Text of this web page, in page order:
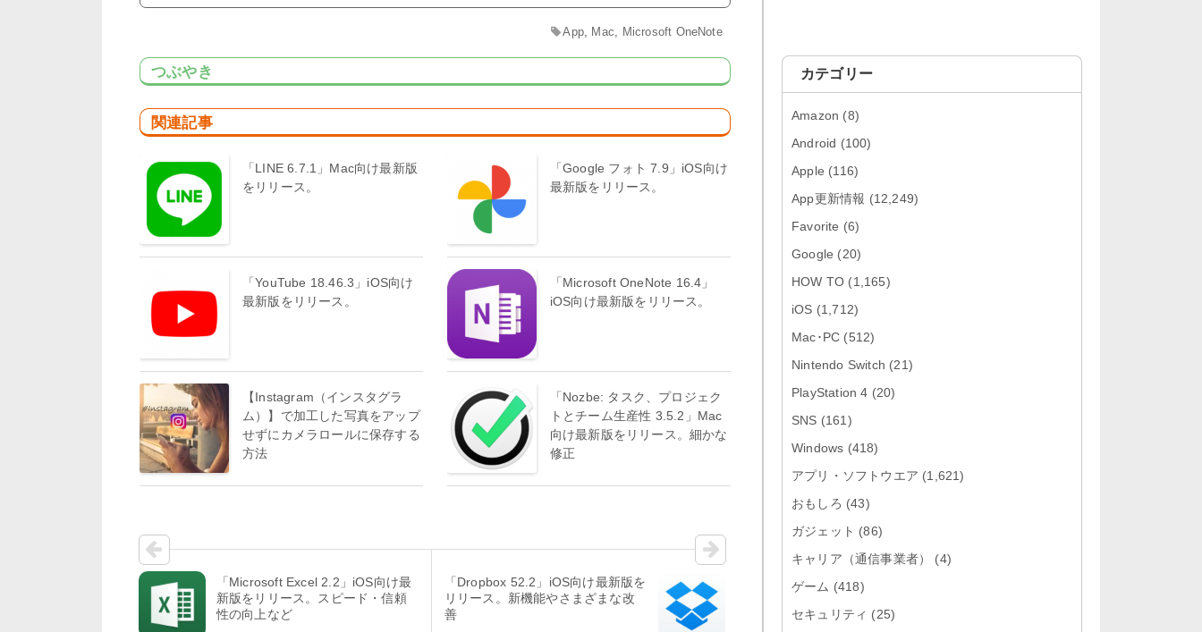
App, Mac, Microsoft OneNote
つぶやき
関連記事
「LINE 6.7.1」Mac向け最新版
をリリース。
「Google フォト 7.9」iOS向け
最新版をリリース。
「YouTube 18.46.3」iOS向け
最新版をリリース。
「Microsoft OneNote 16.4」
iOS向け最新版をリリース。
【Instagram（インスタグラ
ム）】で加工した写真をアップ
せずにカメラロールに保存する
方法
「Nozbe: タスク、プロジェク
トとチーム生産性 3.5.2」Mac
向け最新版をリリース。細かな
修正
「Microsoft Excel 2.2」iOS向け最
新版をリリース。スピード・信頼
性の向上など
「Dropbox 52.2」iOS向け最新版を
リリース。新機能やさまざまな改
善
版をリリース。AIプロ...
イバル 26.40」iOS向...
ザ 151.0.7922....
向け最新版...
「Google カレンダー 26.29.4」iOS
向け最新版をリリース。...
「Instagram 441.0.0」iOS向け最新
「Google ドライブ - 安全なオンラ
「Google 翻訳 10.31.311」iOS向
「Microsoft Excel 2.112.3」iOS向
カテゴリー
Amazon (8)
Android (100)
Apple (116)
App更新情報 (12,249)
Favorite (6)
Google (20)
HOW TO (1,165)
iOS (1,712)
Mac･PC (512)
Nintendo Switch (21)
PlayStation 4 (20)
SNS (161)
Windows (418)
アプリ・ソフトウエア (1,621)
おもしろ (43)
ガジェット (86)
キャリア（通信事業者）
(4)
ゲーム (418)
セキュリティ (25)